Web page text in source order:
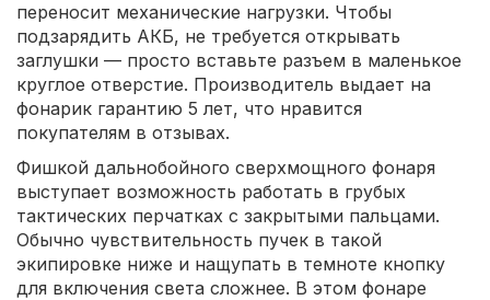
переносит механические нагрузки. Чтобы
подзарядить АКБ, не требуется открывать
заглушки — просто вставьте разъем в маленькое
круглое отверстие. Производитель выдает на
фонарик гарантию 5 лет, что нравится
покупателям в отзывах.
Фишкой дальнобойного сверхмощного фонаря
выступает возможность работать в грубых
тактических перчатках с закрытыми пальцами.
Обычно чувствительность пучек в такой
экипировке ниже и нащупать в темноте кнопку
для включения света сложнее. В этом фонаре